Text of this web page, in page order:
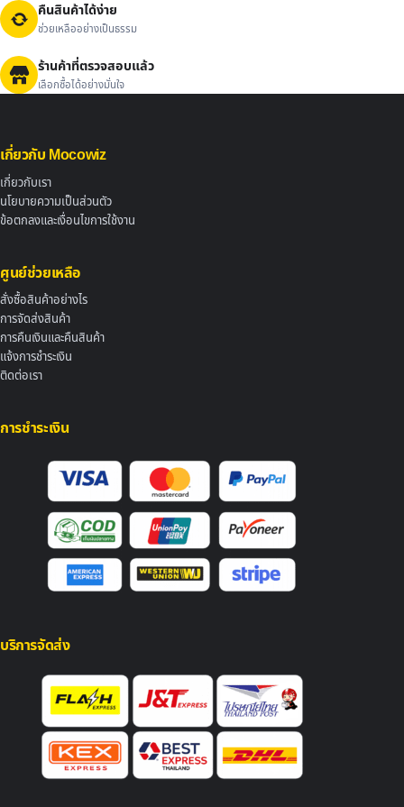
คืนสินค้าได้ง่าย
ช่วยเหลืออย่างเป็นธรรม
ร้านค้าที่ตรวจสอบแล้ว
เลือกซื้อได้อย่างมั่นใจ
เกี่ยวกับ Mocowiz
เกี่ยวกับเรา
นโยบายความเป็นส่วนตัว
ข้อตกลงและเงื่อนไขการใช้งาน
ศูนย์ช่วยเหลือ
สั่งซื้อสินค้าอย่างไร
การจัดส่งสินค้า
การคืนเงินและคืนสินค้า
แจ้งการชำระเงิน
ติดต่อเรา
การชำระเงิน
บริการจัดส่ง